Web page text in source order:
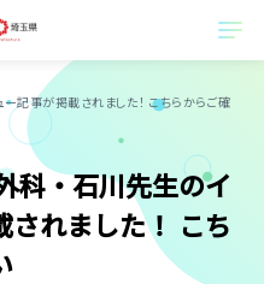
記事が掲載されました！ こちらからご確
科・石川先生のイ
されました！ こち